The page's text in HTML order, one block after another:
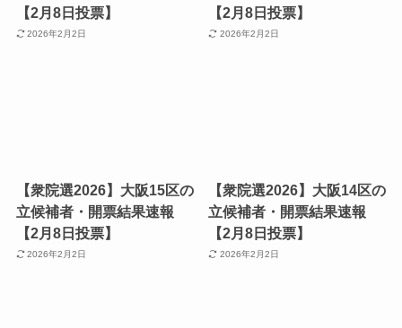
【2月8日投票】
2026年2月2日
【2月8日投票】
2026年2月2日
【衆院選2026】大阪15区の
立候補者・開票結果速報
【2月8日投票】
2026年2月2日
【衆院選2026】大阪14区の
立候補者・開票結果速報
【2月8日投票】
2026年2月2日